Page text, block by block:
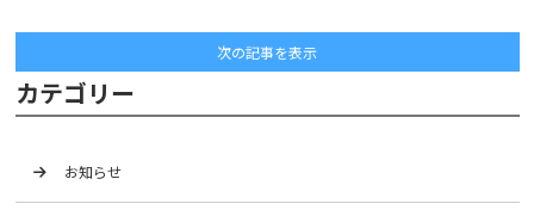
次の記事を表示
カテゴリー
お知らせ